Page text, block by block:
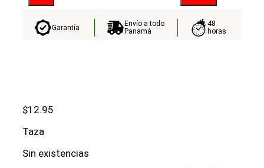
productos
Garantía
Envío a todo
Panamá
48
horas
$12.95
Taza
Sin existencias